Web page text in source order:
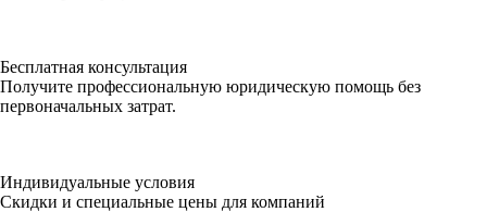
Бесплатная консультация
Получите профессиональную юридическую помощь без
первоначальных затрат.
Индивидуальные условия
Скидки и специальные цены для компаний